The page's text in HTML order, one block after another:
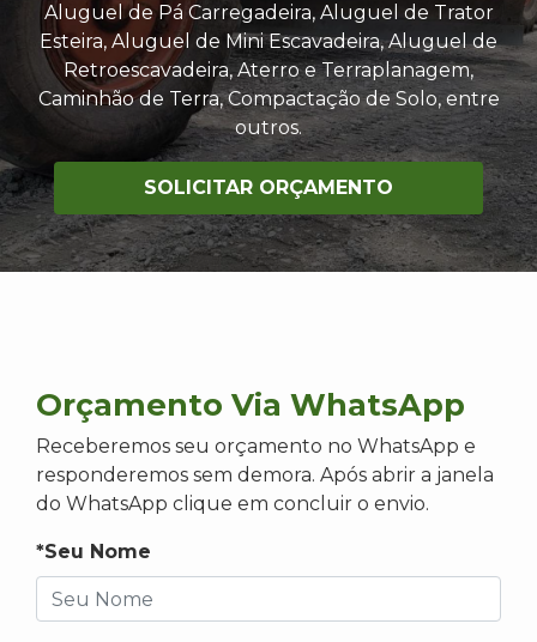
Aluguel de Pá Carregadeira, Aluguel de Trator
Esteira, Aluguel de Mini Escavadeira, Aluguel de
Retroescavadeira, Aterro e Terraplanagem,
Caminhão de Terra, Compactação de Solo, entre
outros.
SOLICITAR ORÇAMENTO
Orçamento Via WhatsApp
Receberemos seu orçamento no WhatsApp e
responderemos sem demora. Após abrir a janela
do WhatsApp clique em concluir o envio.
*Seu Nome